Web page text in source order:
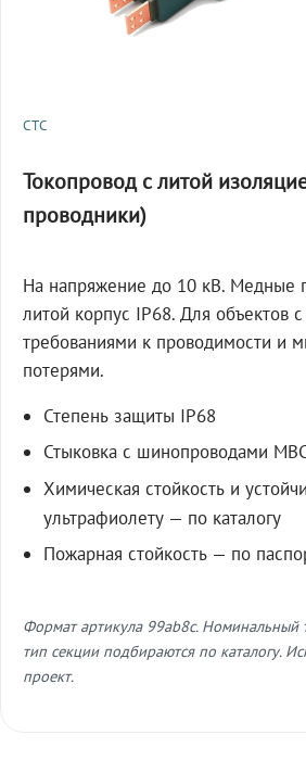
СТС
Токопровод с литой
проводники)
На напряжение до 10 кВ. Медные
литой корпус IP68. Для объектов
требованиями к проводимости и
потерями.
Степень защиты IP68
Стыковка с шинопроводами
Химическая стойкость и
ультрафиолету — по каталогу
Пожарная стойкость — по
Формат артикула 99ab8c. Номинальный
тип секции подбираются по каталогу.
проект.